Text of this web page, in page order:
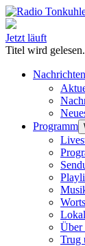
Jetzt läuft
Titel wird
Nachrichten
Programm
Über
Trug